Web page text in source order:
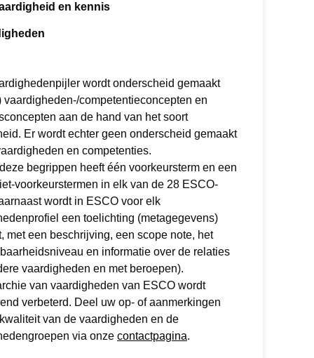
en kennis
wordt onderscheid gemaakt
vaardigheden-/competentieconcepten en
aan de hand van het soort
Er wordt echter geen onderscheid gemaakt
en competenties.
begrippen heeft één voorkeursterm en een
voorkeurstermen in elk van de 28 ESCO-
wordt in ESCO voor elk
een toelichting (metagegevens)
met een beschrijving, een scope note, het
en informatie over de relaties
vaardigheden en met beroepen).
van vaardigheden van ESCO wordt
verbeterd. Deel uw op- of aanmerkingen
van de vaardigheden en de
via onze contactpagina.